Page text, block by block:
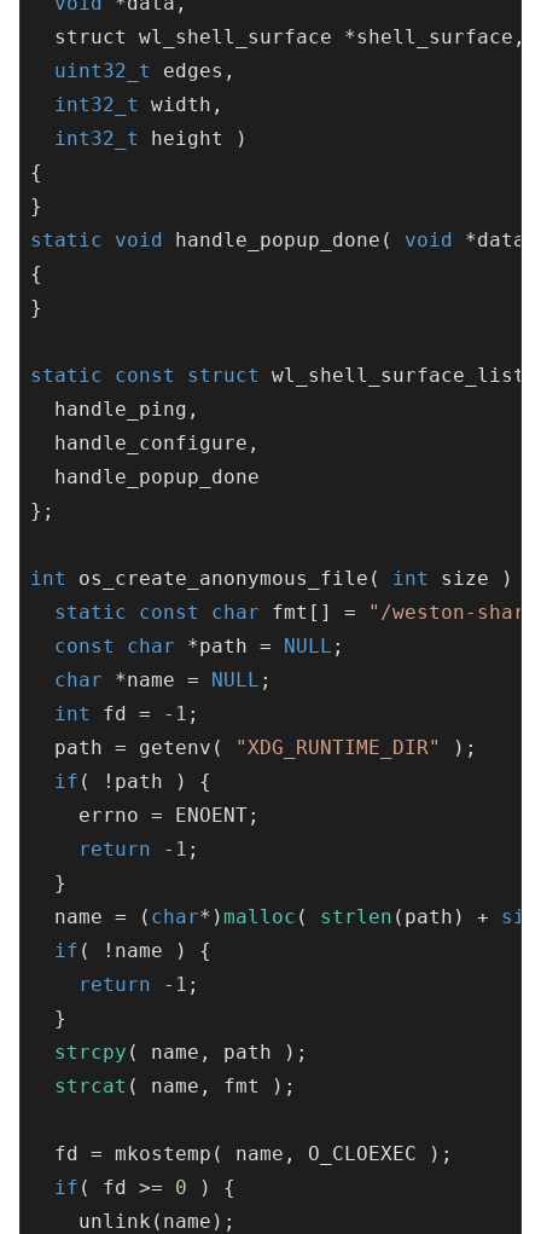
  struct wl_shell_surface *shell_surface,
uint32_t
edges,
int32_t
width,
int32_t
height )
{
static
void handle_popup_done ( void
{
}
static const struct
  handle_ping,
  handle_configure,
  handle_popup_done
};
int os_create_anonymous_file ( int size )
static
const char fmt[] =
"/weston-
const
char *path = NULL ;
char *name = NULL ;
int
fd = -1 ;
  path = getenv(
"XDG_RUNTIME_DIR"
);
if ( !path ) {
    errno = ENOENT;
return
-1 ;
  }
  name = (
char*)malloc ( strlen (path) +
if ( !name ) {
return
-1 ;
  }
strcpy ( name, path );
strcat ( name, fmt );
  fd = mkostemp( name, O_CLOEXEC );
if ( fd >= 0 ) {
    unlink(name);